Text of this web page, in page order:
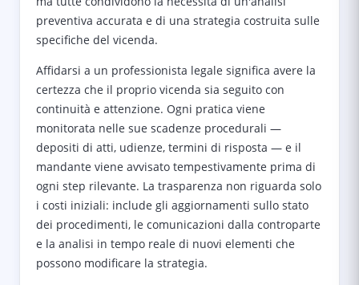
preventiva accurata e di una strategia costruita sulle
specifiche del vicenda.
Affidarsi a un professionista legale significa avere la
certezza che il proprio vicenda sia seguito con
continuità e attenzione. Ogni pratica viene
monitorata nelle sue scadenze procedurali —
depositi di atti, udienze, termini di risposta — e il
mandante viene avvisato tempestivamente prima di
ogni step rilevante. La trasparenza non riguarda solo
i costi iniziali: include gli aggiornamenti sullo stato
dei procedimenti, le comunicazioni dalla controparte
e la analisi in tempo reale di nuovi elementi che
possono modificare la strategia.